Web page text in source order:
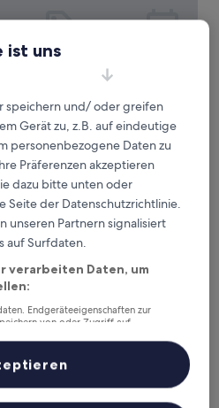
Savoyen Vienna
Vienna
Bewertungen)
beträgt
9. Aug.–10. Aug.
ist uns
speichern und/ oder greifen
Gerät zu, z.B. auf eindeutige
personenbezogene Daten zu
Präferenzen akzeptieren
dazu bitte unten oder
Seite der Datenschutzrichtlinie.
unseren Partnern signalisiert
auf Surfdaten.
verarbeiten Daten, um
Endgeräteeigenschaften zur
von oder Zugriff auf
und der Performance von Inhalten,
und Verbesserung von